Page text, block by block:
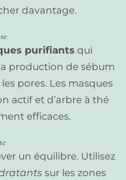
davantage.
purifiants qui
production de sébum
pores. Les masques
actif et d’arbre à thé
efficaces.
un équilibre. Utilisez
sur les zones